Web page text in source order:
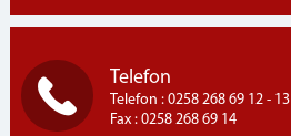
Telefon
Telefon : 0258 268 69 12 - 13
Fax : 0258 268 69 14